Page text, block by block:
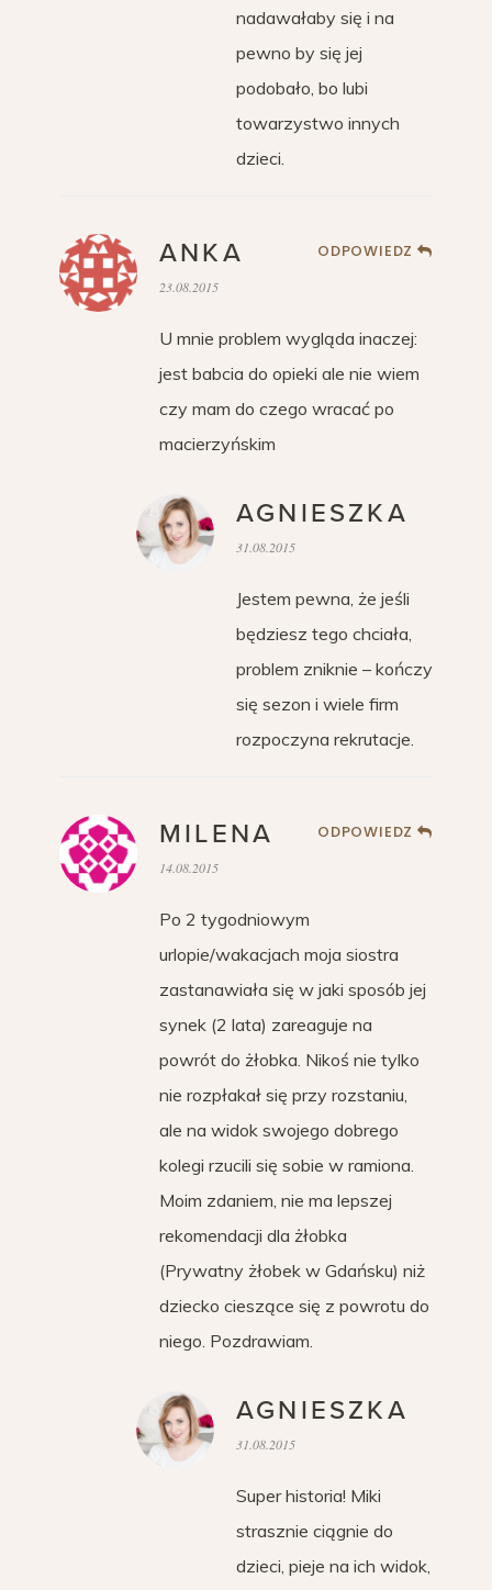
nadawałaby się i na
pewno by się jej
podobało, bo lubi
towarzystwo innych
dzieci.
ANKA ODPOWIEDZ
23.08.2015
U mnie problem wygląda inaczej:
jest babcia do opieki ale nie wiem
czy mam do czego wracać po
macierzyńskim
AGNIESZKA
31.08.2015
Jestem pewna, że jeśli
będziesz tego chciała,
problem zniknie – kończy
się sezon i wiele firm
rozpoczyna rekrutacje.
MILENA ODPOWIEDZ
14.08.2015
Po 2 tygodniowym
urlopie/wakacjach moja siostra
zastanawiała się w jaki sposób jej
synek (2 lata) zareaguje na
powrót do żłobka. Nikoś nie tylko
nie rozpłakał się przy rozstaniu,
ale na widok swojego dobrego
kolegi rzucili się sobie w ramiona.
Moim zdaniem, nie ma lepszej
rekomendacji dla żłobka
(Prywatny żłobek w Gdańsku) niż
dziecko cieszące się z powrotu do
niego. Pozdrawiam.
AGNIESZKA
31.08.2015
Super historia! Miki
strasznie ciągnie do
dzieci, pieje na ich widok,